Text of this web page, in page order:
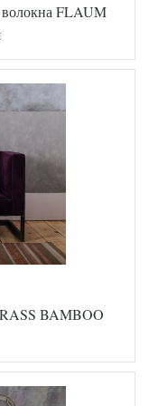
волокна FLAUM
BAMBOO